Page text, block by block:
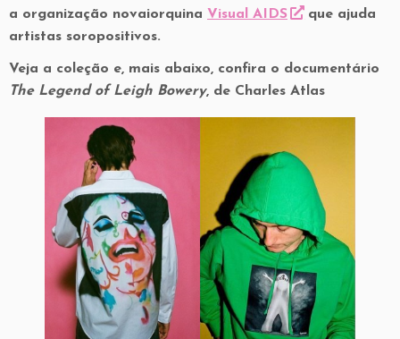
a organização novaiorquina Visual AIDS
que ajuda
artistas soropositivos.
Veja a coleção e, mais abaixo, confira o documentário
The Legend of Leigh Bowery, de Charles Atlas